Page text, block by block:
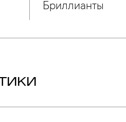
Бриллианты